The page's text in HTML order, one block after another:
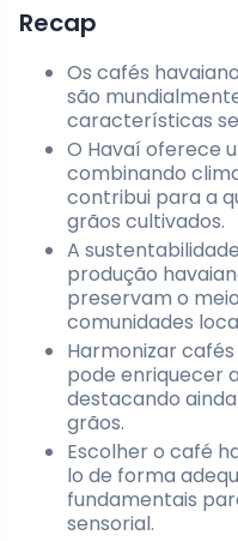
Recap
Os cafés
são
características
O Havaí oferece
combinando
contribui para a
grãos cultivados.
A
produção
preservam o
comunidades
Harmonizar
pode enriquecer
destacando
grãos.
Escolher o café
lo de forma
fundamentais
sensorial.